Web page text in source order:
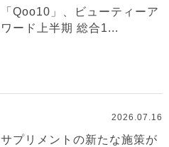
「Qoo10」、ビューティーア
ワード上半期 総合1...
2026.07.16
サプリメントの新たな施策が